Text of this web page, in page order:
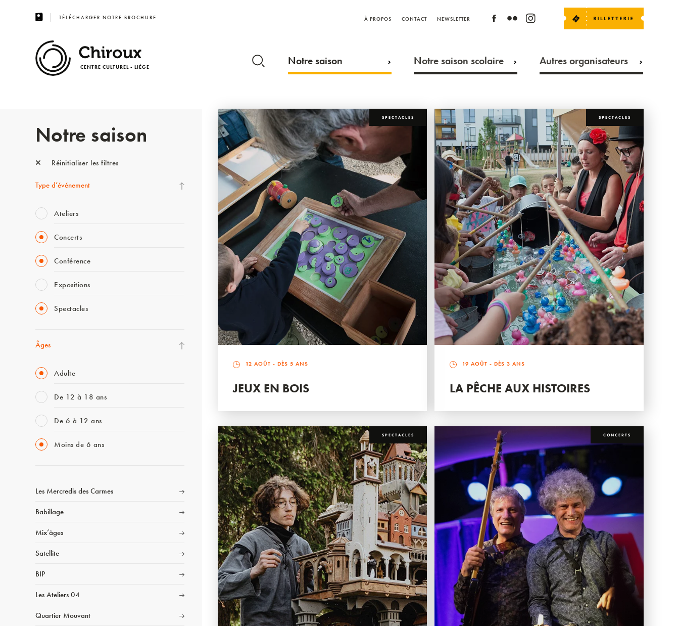
TÉLÉCHARGER NOTRE BROCHURE À PROPOS CONTACT NEWSLETTER
CENTRE CULTUREL - LIÈGE Notre saison Notre saison scolaire Autres organisateurs
Notre saison
Réinitialiser les filtres
Type d’événement
Ateliers
Concerts
Conférence
Expositions
Spectacles
Âges
Adulte
De 12 à 18 ans
De 6 à 12 ans
Moins de 6 ans
Les Mercredis des Carmes
Babillage
Mix’âges
Satellite
BIP
Les Ateliers 04
Quartier Mouvant
SPECTACLES
12 AOÛT - DÈS 5 ANS
JEUX EN BOIS
SPECTACLES
19 AOÛT - DÈS 3 ANS
LA PÊCHE AUX HISTOIRES
SPECTACLES CONCERTS